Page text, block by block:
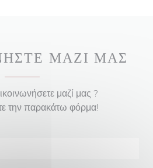
ΜΑΖΊ ΜΑΣ
μαζί μας ?
την παρακάτω φόρμα!